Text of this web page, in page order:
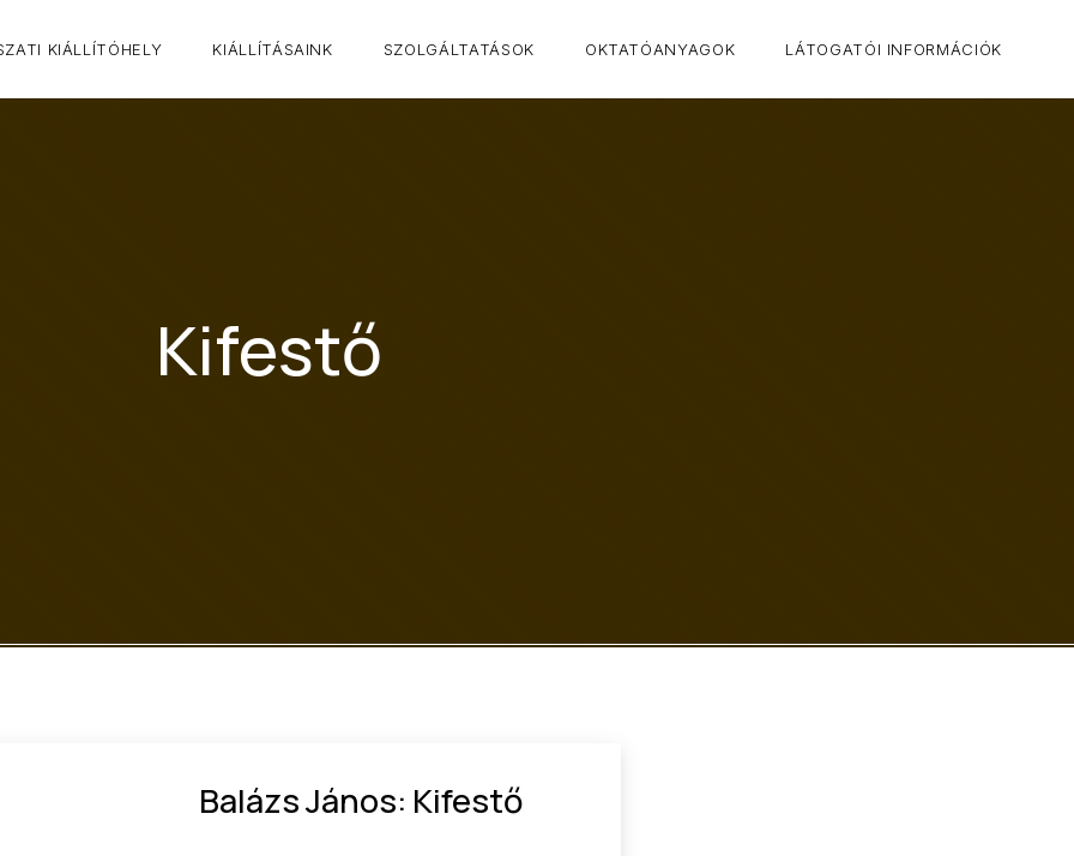
KIÁLLÍTÓHELY KIÁLLÍTÁSAINK SZOLGÁLTATÁSOK OKTATÓANYAGOK LÁTOGATÓI INFORMÁCIÓK
Kifestő
Balázs János: Kifestő